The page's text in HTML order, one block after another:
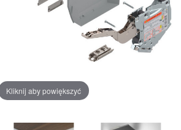
Kliknij aby powiększyć